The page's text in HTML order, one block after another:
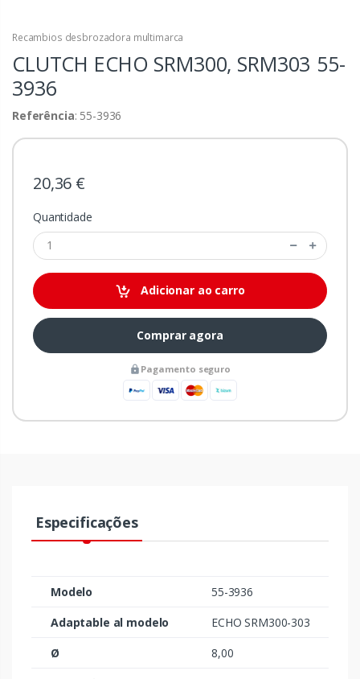
Recambios desbrozadora multimarca
CLUTCH ECHO SRM300, SRM303 55-
3936
Referência: 55-3936
20,36 €
Quantidade
Adicionar ao carro
Comprar agora
Pagamento seguro
Especificações
Modelo
55-3936
Adaptable al modelo
ECHO SRM300-303
Ø
8,00